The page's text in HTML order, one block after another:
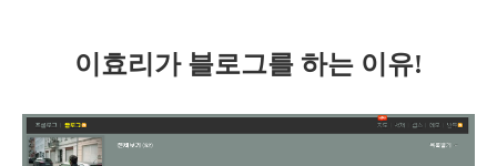
이효리가 블로그를 하는 이유!